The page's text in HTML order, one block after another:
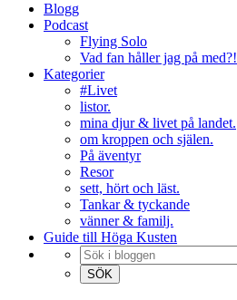
Blogg
Podcast
Flying Solo
Vad fan håller jag på med?!
Kategorier
#Livet
listor.
mina djur & livet på landet.
om kroppen och själen.
På äventyr
Resor
sett, hört och läst.
Tankar & tyckande
vänner & familj.
Guide till Höga Kusten